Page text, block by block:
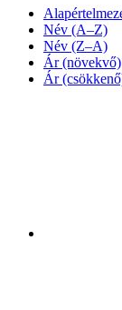
Név (A–Z)
Név (Z–A)
Ár (növekvő)
Ár